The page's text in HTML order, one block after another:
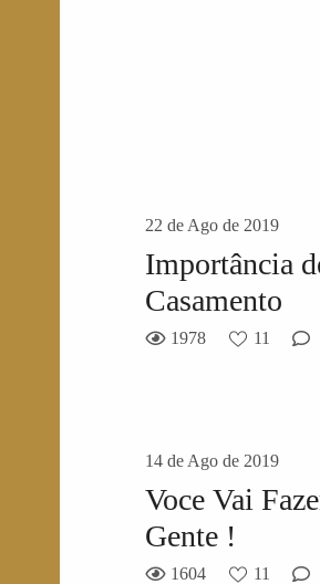
22 de Ago de 2019
Importância
Casamento
1978 11
14 de Ago de 2019
Voce Vai
Gente !
1604 11